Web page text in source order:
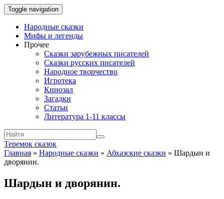
Toggle navigation
Народные сказки
Мифы и легенды
Прочее
Сказки зарубежных писателей
Сказки русских писателей
Народное творчество
Игротека
Кинозал
Загадки
Статьи
Литература 1-11 классы
Теремок сказок
Главная » Народные сказки » Абхазские сказки » Шардын и
дворянин.
Шардын и дворянин.